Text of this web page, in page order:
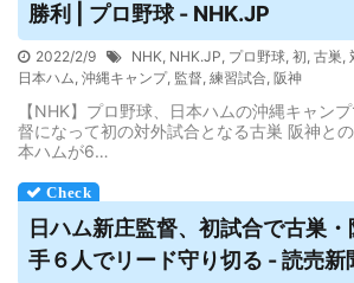
勝利 | プロ野球 - NHK.JP
2022/2/9 NHK, NHK.JP, プロ野球, 初, 古巣,
日本ハム, 沖縄キャンプ, 監督, 練習試合, 阪神
【NHK】プロ野球、日本ハムの沖縄キャン
督になって初の対外試合となる古巣 阪神と
本ハムが6…
日ハム新庄監督、初試合で古巣
手６人でリード守り切る - 読売新